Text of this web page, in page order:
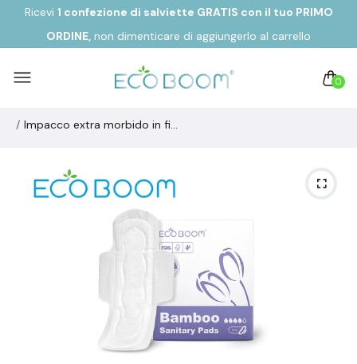
Ricevi 1 confezione di salviette GRATIS con il tuo PRIMO
ORDINE, non dimenticare di aggiungerlo al carrello
0
Impacco extra morbido in fibra di bambù biodegradabile ad ALTO ASSORBIMENTO (8 unità)